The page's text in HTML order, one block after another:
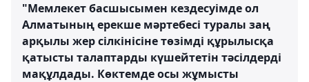
"Мемлекет басшысымен кездесуімде ол
Алматының ерекше мәртебесі туралы заң
арқылы жер сілкінісіне төзімді құрылысқа
қатысты талаптарды күшейтетін тәсілдерді
мақұлдады. Көктемде осы жұмысты